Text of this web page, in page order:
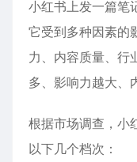
小红书上发一篇笔
它受到多种因素的
力、内容质量、行
多、影响力越大、
根据市场调查，小
以下几个档次：